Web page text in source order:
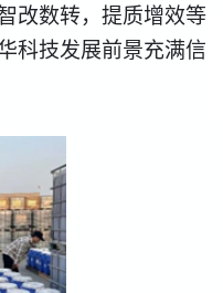
改数转，提质增效等
科技发展前景充满信